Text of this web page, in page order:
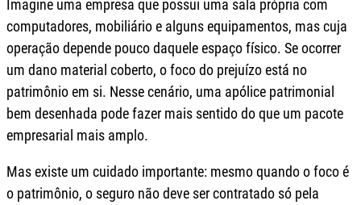
Imagine uma empresa que possui uma sala própria com
computadores, mobiliário e alguns equipamentos, mas cuja
operação depende pouco daquele espaço físico. Se ocorrer
um dano material coberto, o foco do prejuízo está no
patrimônio em si. Nesse cenário, uma apólice patrimonial
bem desenhada pode fazer mais sentido do que um pacote
empresarial mais amplo.
Mas existe um cuidado importante: mesmo quando o foco é
o patrimônio, o seguro não deve ser contratado só pela